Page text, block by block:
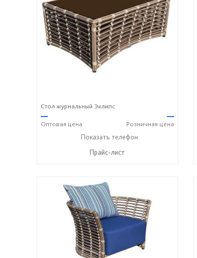
Стол журнальный Эклипс
—
Оптовая цена
—
Розничная цена
+7 (917) 600-15-16
Показать телефон
Прайс-лист